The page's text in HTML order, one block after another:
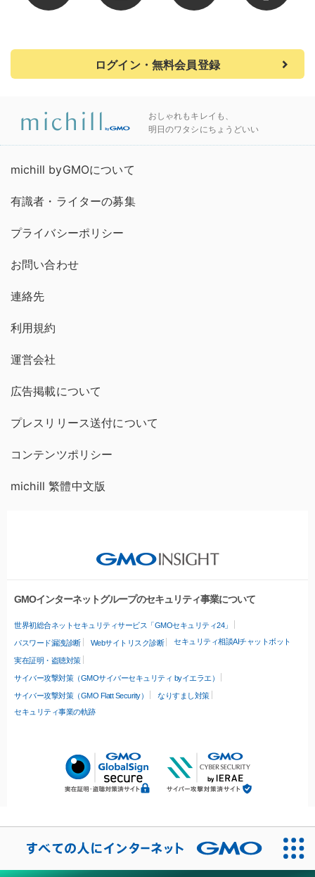
ログイン・無料会員登録
おしゃれもキレイも、
明日のワタシにちょうどいい
michill byGMOについて
有識者・ライターの募集
プライバシーポリシー
お問い合わせ
連絡先
利用規約
運営会社
広告掲載について
プレスリリース送付について
コンテンツポリシー
michill 繁體中文版
GMOインターネットグループのセキュリティ事業について
世界初総合ネットセキュリティサービス「GMOセキュリティ24」
パスワード漏洩診断 Webサイトリスク診断 セキュリティ相談AIチャットボット
実在証明・盗聴対策
サイバー攻撃対策（GMOサイバーセキュリティ byイエラエ）
サイバー攻撃対策（GMO Flatt Security）
なりすまし対策
セキュリティ事業の軌跡